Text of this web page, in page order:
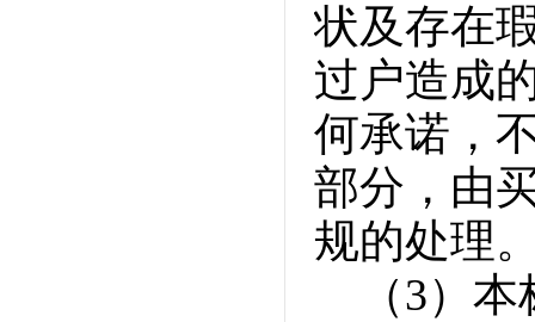
状及存在
过户造成
何承诺，
部分，由
规的处理
（3）